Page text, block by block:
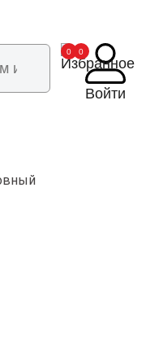
0 0
Войти